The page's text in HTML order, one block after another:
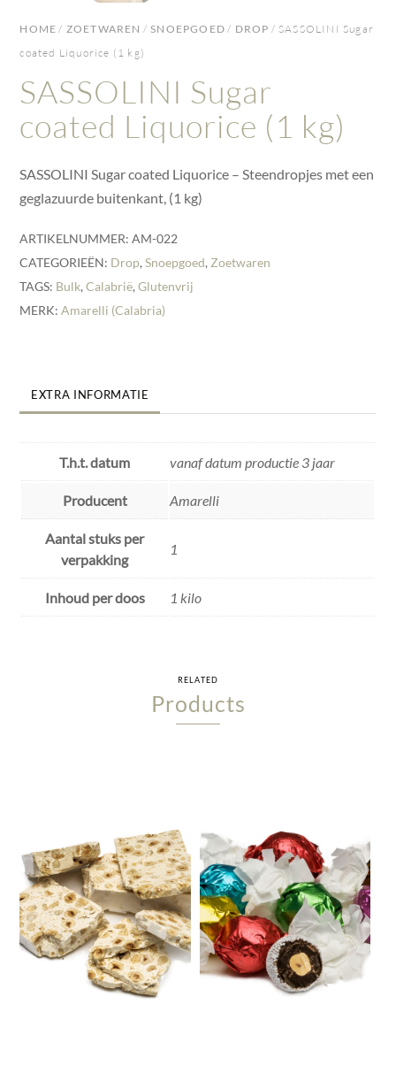
HOME / ZOETWAREN /SNOEPGOED / DROP / SASSOLINI Sugar
coated Liquorice (1 kg)
SASSOLINI Sugar
coated Liquorice (1 kg)
SASSOLINI Sugar coated Liquorice – Steendropjes met een
geglazuurde buitenkant, (1 kg)
ARTIKELNUMMER:AM-022
CATEGORIEËN: Drop,Snoepgoed, Zoetwaren
TAGS: Bulk,Calabrië,Glutenvrij
MERK:Amarelli (Calabria)
EXTRA INFORMATIE
T.h.t. datum vanaf datum productie 3 jaar
Producent Amarelli
Aantal stuks per
verpakking
1
Inhoud per doos 1 kilo
RELATED
Products